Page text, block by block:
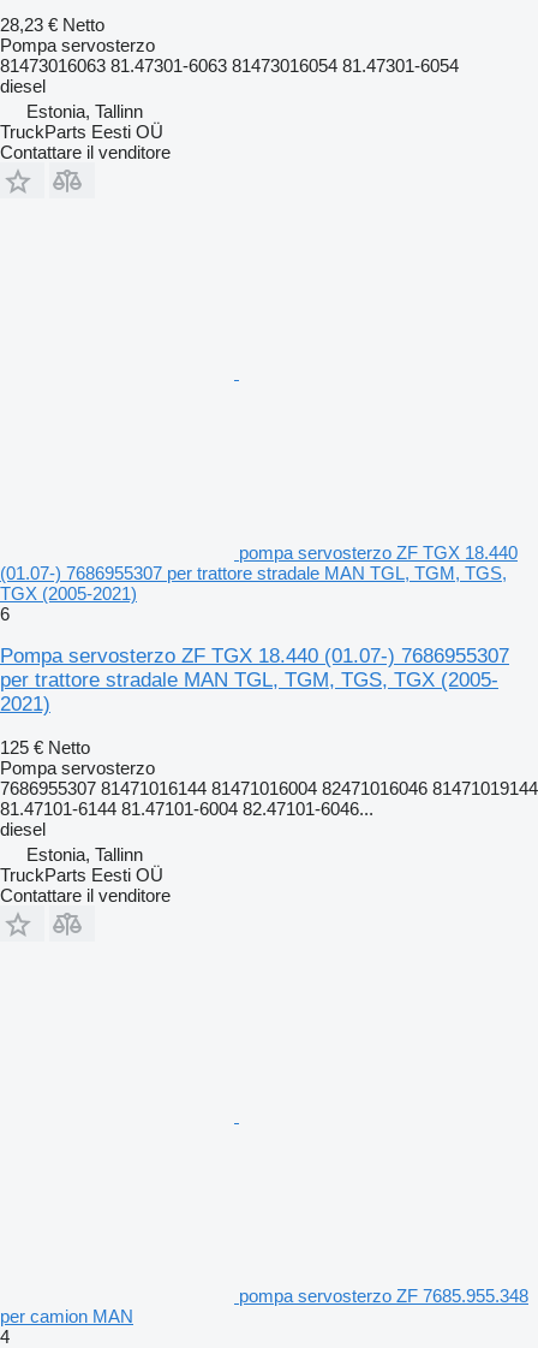
28,23 € Netto
Pompa servosterzo
81473016063 81.47301-6063 81473016054 81.47301-6054
diesel
Estonia, Tallinn
TruckParts Eesti OÜ
Contattare il venditore
pompa servosterzo ZF TGX 18.440
(01.07-) 7686955307 per trattore stradale MAN TGL, TGM, TGS,
TGX (2005-2021)
6
Pompa servosterzo ZF TGX 18.440 (01.07-) 7686955307
per trattore stradale MAN TGL, TGM, TGS, TGX (2005-
2021)
125 € Netto
Pompa servosterzo
7686955307 81471016144 81471016004 82471016046 81471019144
81.47101-6144 81.47101-6004 82.47101-6046...
diesel
Estonia, Tallinn
TruckParts Eesti OÜ
Contattare il venditore
pompa servosterzo ZF 7685.955.348
per camion MAN
4